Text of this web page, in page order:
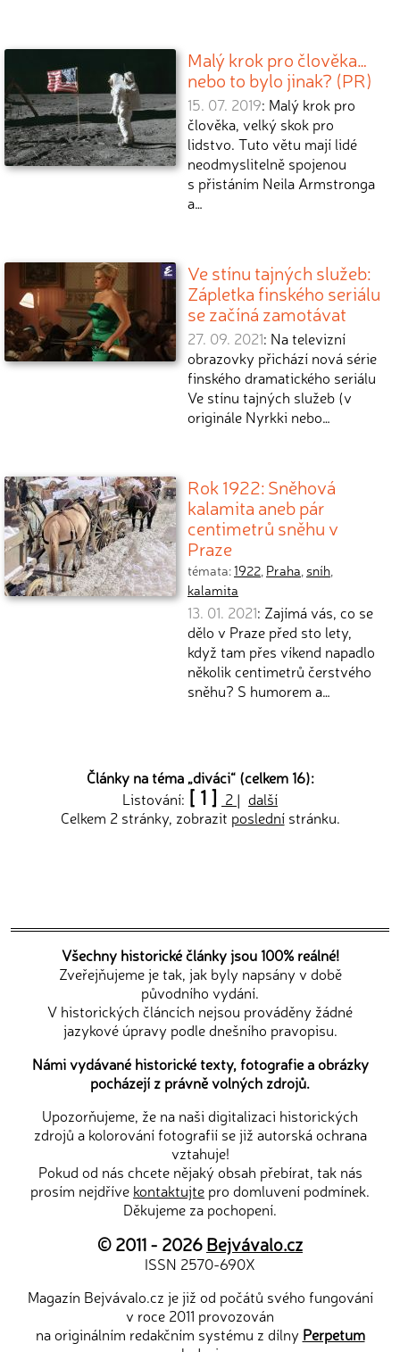
Malý krok pro člověka…
nebo to bylo jinak? (PR)
15. 07. 2019: Malý krok pro
člověka, velký skok pro
lidstvo. Tuto větu mají lidé
neodmyslitelně spojenou
s přistáním Neila Armstronga
a…
Ve stínu tajných služeb:
Zápletka finského seriálu
se začíná zamotávat
27. 09. 2021: Na televizní
obrazovky přichází nová série
finského dramatického seriálu
Ve stínu tajných služeb (v
originále Nyrkki nebo…
Rok 1922: Sněhová
kalamita aneb pár
centimetrů sněhu v
Praze
témata:1922, Praha, sníh,
kalamita
13. 01. 2021: Zajímá vás, co se
dělo v Praze před sto lety,
když tam přes víkend napadlo
několik centimetrů čerstvého
sněhu? S humorem a…
Články na téma „diváci“ (celkem 16):
Listování: [ 1 ] 2 | další
Celkem 2 stránky, zobrazit poslednístránku.
Všechny historické články jsou 100% reálné!
Zveřejňujeme je tak, jak byly napsány v době
původního vydání.
V historických článcích nejsou prováděny žádné
jazykové úpravy podle dnešního pravopisu.
Námi vydávané historické texty, fotografie a obrázky
pocházejí z právně volných zdrojů.
Upozorňujeme, že na naši digitalizaci historických
zdrojů a kolorování fotografií se již autorská ochrana
vztahuje!
Pokud od nás chcete nějaký obsah přebírat, tak nás
prosím nejdříve kontaktujte pro domluvení podmínek.
Děkujeme za pochopení.
© 2011 - 2026Bejvávalo.cz
ISSN 2570-690X
Magazín Bejvávalo.cz je již od počátů svého fungování
v roce 2011 provozován
na originálním redakčním systému z dílny Perpetum